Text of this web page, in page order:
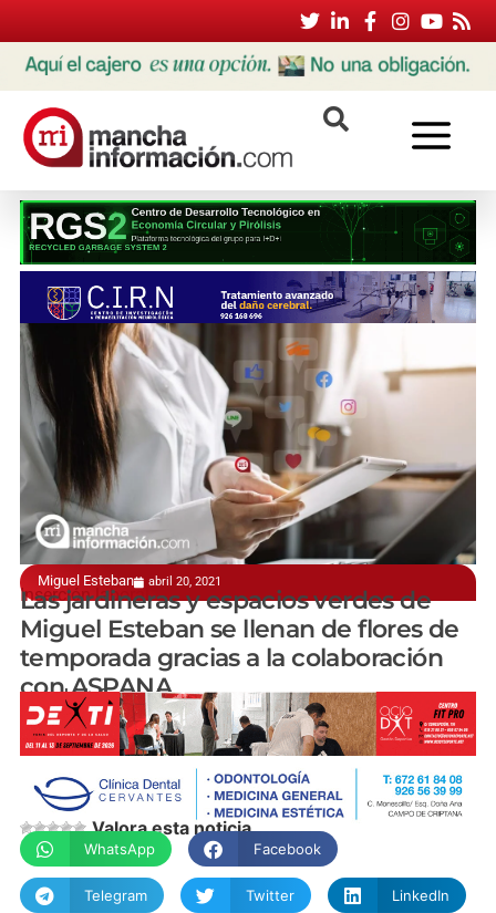
Miguel Esteban abril 20, 2021
Inserción laboral
Las jardineras y espacios verdes de
Miguel Esteban se llenan de flores de
temporada gracias a la colaboración
con ASPANA
manchainformacion.com
Valora esta noticia
WhatsApp Facebook
Telegram Twitter LinkedIn